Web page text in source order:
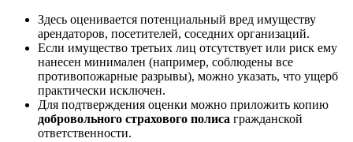
Здесь оценивается потенциальный вред имуществу
арендаторов, посетителей, соседних организаций.
Если имущество третьих лиц отсутствует или риск ему
нанесен минимален (например, соблюдены все
противопожарные разрывы), можно указать, что ущерб
практически исключен.
Для подтверждения оценки можно приложить копию
добровольного страхового полиса гражданской
ответственности.